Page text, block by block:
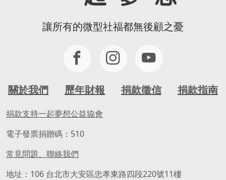
讓所有的微型社福都無後顧之憂
關於我們 歷年財報 捐款徵信 捐款指南
捐款支持一起夢想公益協會
電子發票捐贈碼：510
常見問題、聯絡我們
地址：106 台北市大安區忠孝東路四段220號11樓